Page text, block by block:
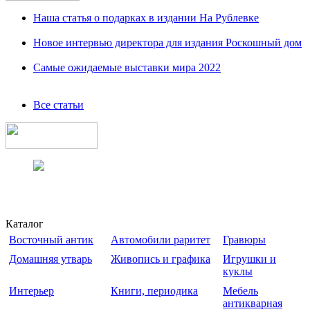
Наша статья о подарках в издании На Рублевке
Новое интервью директора для издания Роскошный дом
Самые ожидаемые выставки мира 2022
Все статьи
Каталог
Восточный антик
Автомобили раритет
Гравюры
Домашняя утварь
Живопись и графика
Игрушки и
куклы
Интерьер
Книги, периодика
Мебель
антикварная